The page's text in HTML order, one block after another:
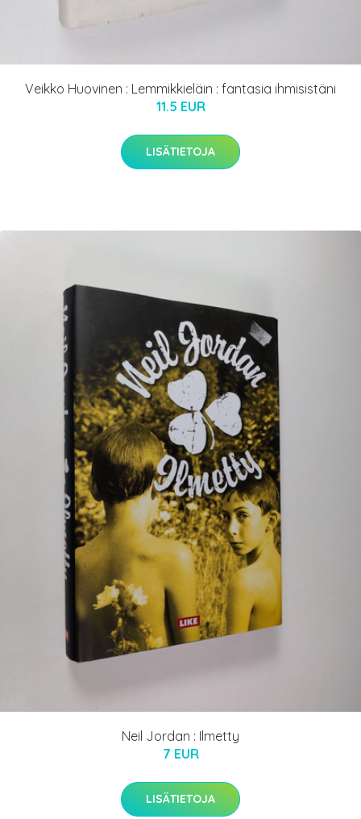
Veikko Huovinen : Lemmikkieläin : fantasia ihmisistäni
11.5 EUR
LISÄTIETOJA
Neil Jordan : Ilmetty
7 EUR
LISÄTIETOJA